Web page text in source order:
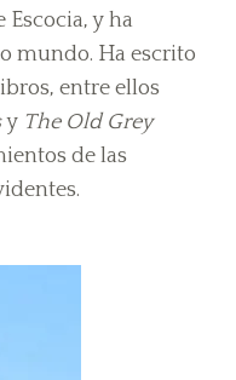
y ha
mundo. Ha escrito
entre ellos
y The Old Grey
de las